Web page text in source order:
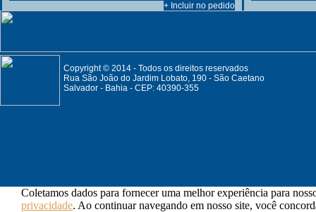
+ Incluir no pedido
Copyright © 2014 - Todos os direitos reservados
Rua São João do Jardim Lobato, 190 - São Caetano
Salvador - Bahia - CEP: 40390-355
Coletamos dados para fornecer uma melhor experiência para
privacidade. Ao continuar navegando em nosso site, você